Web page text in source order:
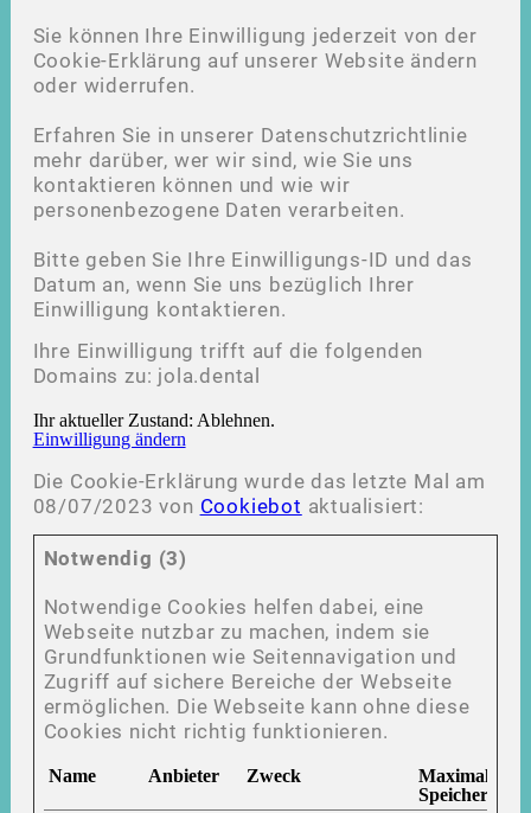
Sie können Ihre Einwilligung jederzeit von der
Cookie-Erklärung auf unserer Website ändern
oder widerrufen.
Erfahren Sie in unserer Datenschutzrichtlinie
mehr darüber, wer wir sind, wie Sie uns
kontaktieren können und wie wir
personenbezogene Daten verarbeiten.
Bitte geben Sie Ihre Einwilligungs-ID und das
Datum an, wenn Sie uns bezüglich Ihrer
Einwilligung kontaktieren.
Ihre Einwilligung trifft auf die folgenden
Domains zu: jola.dental
Ihr aktueller Zustand: Ablehnen.
Einwilligung ändern
Die Cookie-Erklärung wurde das letzte Mal am
08/07/2023 von Cookiebot aktualisiert:
Notwendig (3)
Notwendige Cookies helfen dabei, eine
Webseite nutzbar zu machen, indem sie
Grundfunktionen wie Seitennavigation und
Zugriff auf sichere Bereiche der Webseite
ermöglichen. Die Webseite kann ohne diese
Cookies nicht richtig funktionieren.
Name Anbieter Zweck
Maximale